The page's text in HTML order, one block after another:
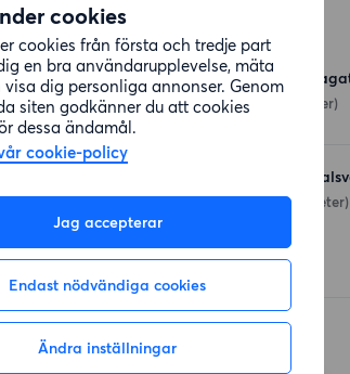
cookies
cookies från första och tredje part
en bra användarupplevelse, mäta
dig personliga annonser. Genom
siten godkänner du att cookies
dessa ändamål.
cookie-policy
Jag accepterar
Endast nödvändiga cookies
Ändra inställningar
Affärer
Willys Hemma
Utlandagatan 6 (56 meter)
Coop Göteborg
Mölndalsvägen 1(170 meter)